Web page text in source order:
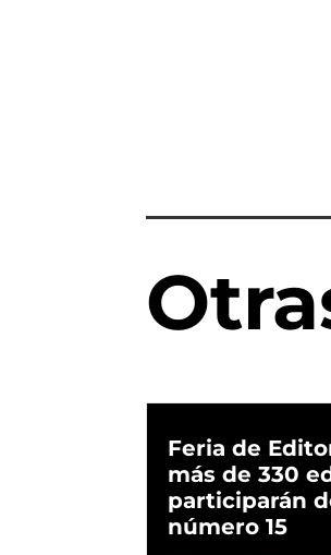
Feria de
más de 330
participarán
número 15